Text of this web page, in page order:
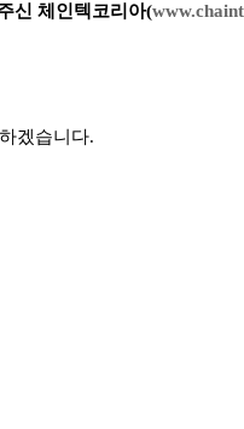
신 체인텍코리아(www.chaint
겠습니다.